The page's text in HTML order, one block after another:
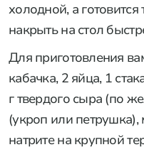
холодной, а готовится
накрыть на стол
Для приготовления
кабачка, 2 яйца, 1
г твердого сыра (по
(укроп или
натрите на крупной